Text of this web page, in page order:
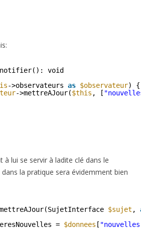
notifier(): void
->observateurs as $observateur) {
->mettreAJour($this , [
à lui se servir à ladite clé dans le
la pratique sera évidemment bien
mettreAJour(SujetInterface $sujet ,
= $donnees [